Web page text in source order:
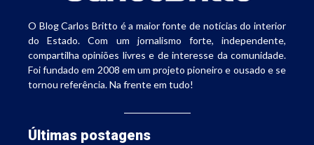
O Blog Carlos Britto é a maior fonte de notícias do interior
do Estado. Com um jornalismo forte, independente,
compartilha opiniões livres e de interesse da comunidade.
Foi fundado em 2008 em um projeto pioneiro e ousado e se
tornou referência. Na frente em tudo!
Últimas postagens